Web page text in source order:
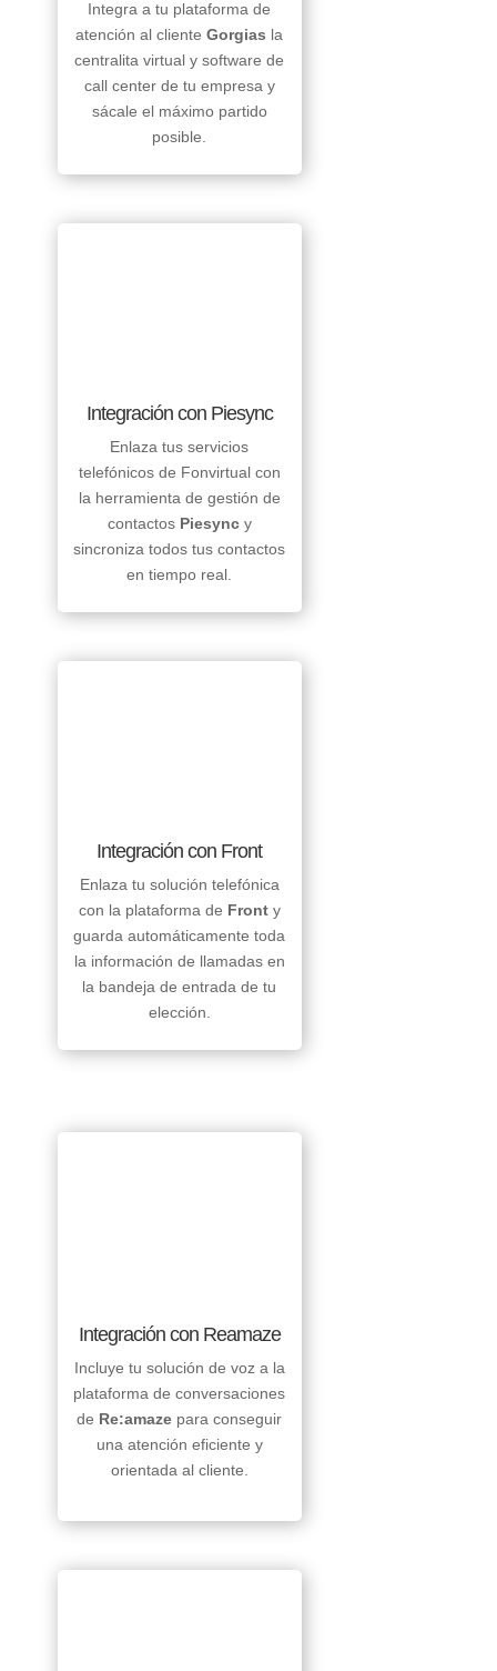
Integra a tu plataforma de
atención al clienteGorgias la
centralita virtual y software de
call center de tu empresa y
sácale el máximo partido
posible.
Integración con Piesync
Enlaza tus servicios
telefónicos de Fonvirtual con
la herramienta de gestión de
contactos Piesyncy
sincroniza todos tus contactos
en tiempo real.
Integración con Front
Enlaza tu solución telefónica
con la plataforma de Fronty
guarda automáticamente toda
la información de llamadas en
la bandeja de entrada de tu
elección.
Integración con Reamaze
Incluye tu solución de voz a la
plataforma de conversaciones
de Re:amaze para conseguir
una atención eficiente y
orientada al cliente.